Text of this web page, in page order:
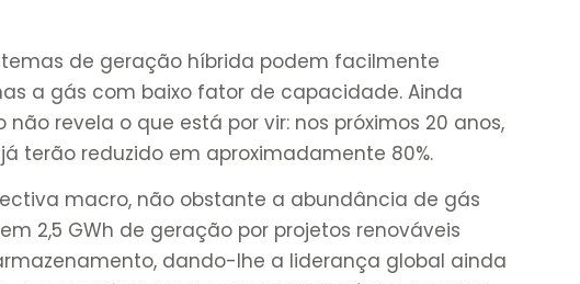
de geração híbrida podem facilmente
a gás com baixo fator de capacidade. Ainda
revela o que está por vir: nos próximos 20 anos,
terão reduzido em aproximadamente 80%.
macro, não obstante a abundância de gás
2,5 GWh de geração por projetos renováveis
dando-lhe a liderança global ainda